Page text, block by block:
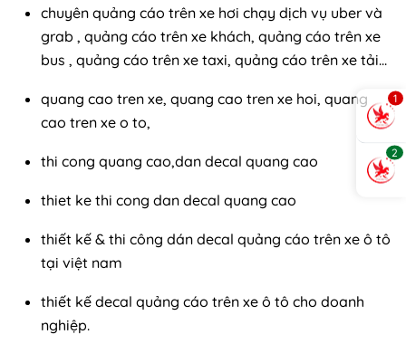
chuyên quảng cáo trên xe hơi chạy dịch vụ uber và
grab , quảng cáo trên xe khách, quảng cáo trên xe
bus , quảng cáo trên xe taxi, quảng cáo trên xe tải...
quang cao tren xe, quang cao tren xe hoi, quang
cao tren xe o to,
thi cong quang cao,dan decal quang cao
thiet ke thi cong dan decal quang cao
thiết kế & thi công dán decal quảng cáo trên xe ô tô
tại việt nam
thiết kế decal quảng cáo trên xe ô tô cho doanh
nghiệp.
1
2